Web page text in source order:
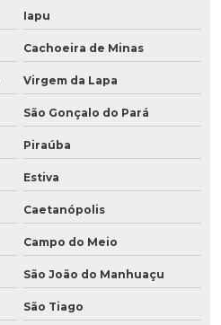
Iapu
Cachoeira de Minas
Virgem da Lapa
São Gonçalo do Pará
Piraúba
Estiva
Caetanópolis
Campo do Meio
São João do Manhuaçu
São Tiago